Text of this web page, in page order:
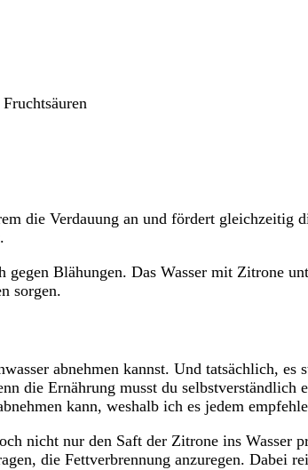
die Verdauung an und fördert
Blähungen. Das Wasser mit Zitrone
sorgen.
abnehmen kannst. Und tatsächlich,
die Ernährung musst du
kann, weshalb ich es jedem
nicht nur den Saft der Zitrone ins Wasser
die Fettverbrennung anzuregen. Dabei